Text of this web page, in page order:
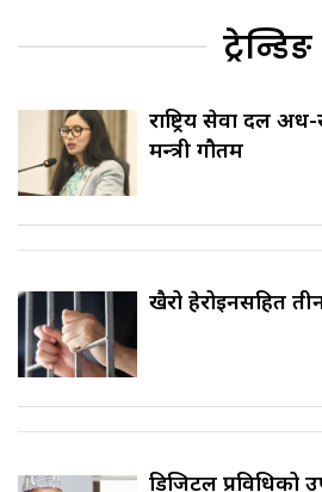
ट्रेन्डिङ
राष्ट्रिय सेवा दल
मन्त्री गौतम
खैरो हेरोइनसहित
डिजिटल प्रविधिको